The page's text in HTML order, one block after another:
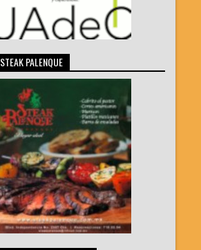
STEAK PALENQUE